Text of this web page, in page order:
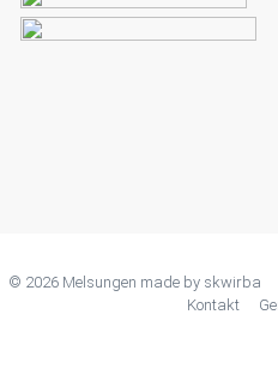
© 2026 Melsungen made by skwirba
Kontakt